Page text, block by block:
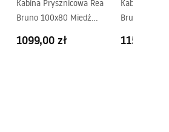
Kabina Prysznicowa Rea
Bruno 100x80 Miedź
1099,00 zł
Kabina
Bruno
1159,00